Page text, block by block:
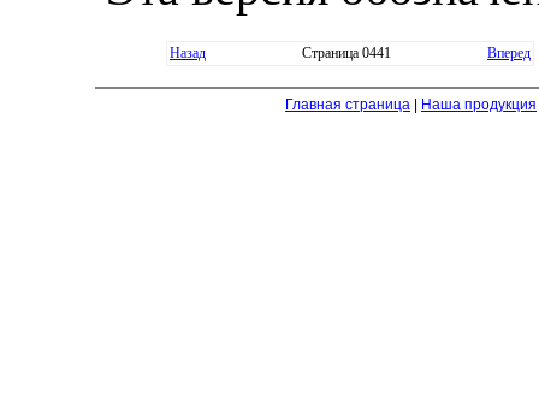
Назад Страница 0441 Вперед
Главная страница Наша продукция